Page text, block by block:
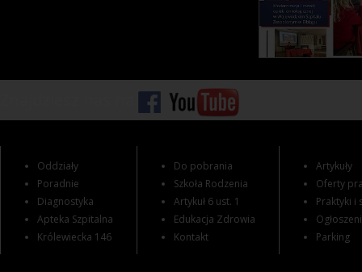
Oddziały
Poradnie
Diagnostyka
Apteka Szpitalna
Królewiecka 146
Do pobrania
Szkoła Rodzenia
Artykuł 6 ust. 1
Edukacja Zdrowia
Kontakt
Artykuły
Oferty
Praktyki i
Parking